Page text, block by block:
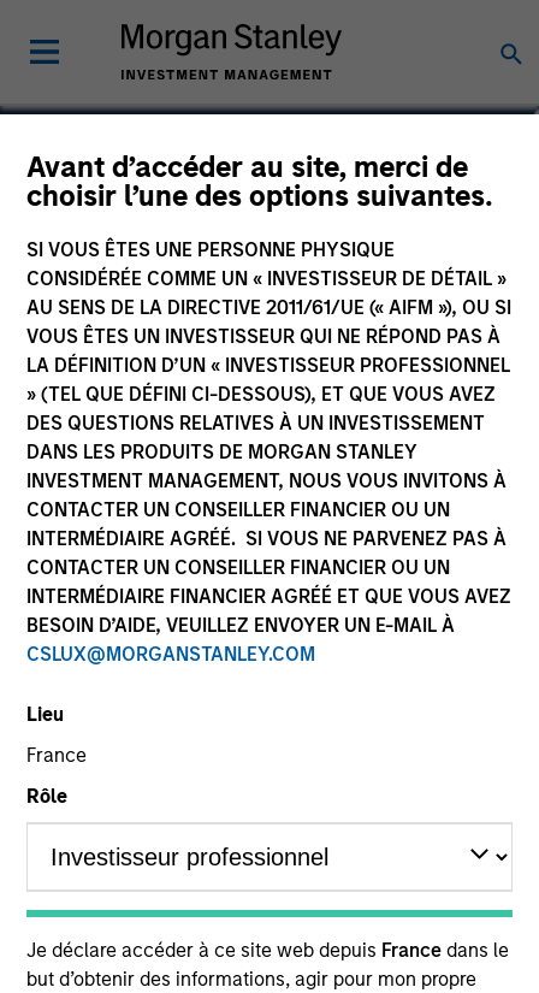
Avant d’accéder au site, merci de
choisir l’une des options suivantes.
SI VOUS ÊTES UNE PERSONNE PHYSIQUE
CONSIDÉRÉE COMME UN « INVESTISSEUR DE DÉTAIL »
AU SENS DE LA DIRECTIVE 2011/61/UE (« AIFM »), OU SI
VOUS ÊTES UN INVESTISSEUR QUI NE RÉPOND PAS À
LA DÉFINITION D’UN « INVESTISSEUR PROFESSIONNEL
» (TEL QUE DÉFINI CI-DESSOUS), ET QUE VOUS AVEZ
DES QUESTIONS RELATIVES À UN INVESTISSEMENT
DANS LES PRODUITS DE MORGAN STANLEY
INVESTMENT MANAGEMENT, NOUS VOUS INVITONS À
CONTACTER UN CONSEILLER FINANCIER OU UN
INTERMÉDIAIRE AGRÉÉ. SI VOUS NE PARVENEZ PAS À
CONTACTER UN CONSEILLER FINANCIER OU UN
INTERMÉDIAIRE FINANCIER AGRÉÉ ET QUE VOUS AVEZ
BESOIN D’AIDE, VEUILLEZ ENVOYER UN E-MAIL À
CSLUX@MORGANSTANLEY.COM
Lieu
France
Rôle
Je déclare accéder à ce site web depuis France dans le
but d’obtenir des informations, agir pour mon propre
US High Yield Middle
Market Bond Fund
Communication Promotionnelle
Commentaire
Informations clés pour l’investisseur
(KID)
Ressources
L’attention des investisseurs est
présente, au regard des attentes de
l’Autorité des marchés financiers, une
communication disproportionnée sur
la prise en compte des critères
extrafinanciers dans sa gestion.